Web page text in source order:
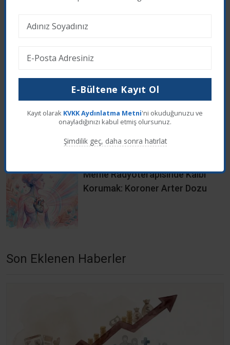
Kök Hücre Nakli mi, Olaparib mi?
İki Yol, Aynı Sonuç
Kollajen ve Meme Kanseri İlişkisi
Nedir? Bilim Ne Diyor?
Meme Radyoterapisinde Kalbi
Korumak: Koroner Arter Dozu
Son Eklenen Haberler
çerezler kullanıyoruz. Üçüncü taraf çerezleri kabul
Reddet Kabul Et
E-Bültene Kayıt Ol
Kayıt olarak KVKK Aydınlatma Metni'ni okuduğunuzu ve
onayladığınızı kabul etmiş olursunuz.
Şimdilik geç, daha sonra hatırlat